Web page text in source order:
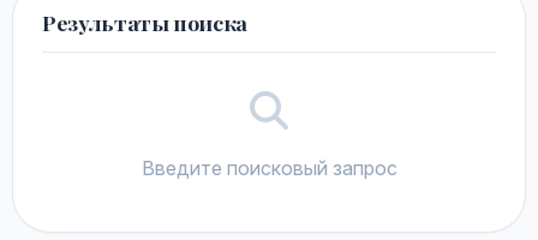
Результаты поиска
Введите поисковый запрос